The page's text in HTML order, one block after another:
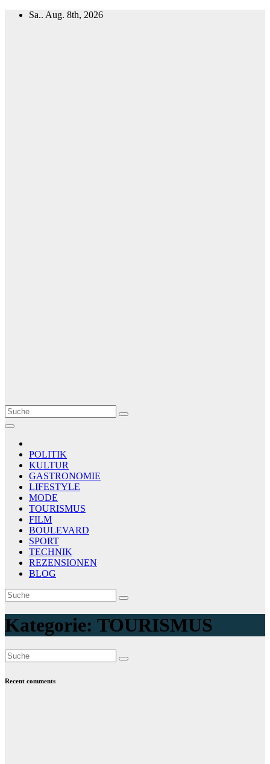
Zum
Sa.. Aug. 8th, 2026
Le Matin
AGENCE DE PRESSE
POLITIK
KULTUR
GASTRONOMIE
LIFESTYLE
MODE
TOURISMUS
FILM
BOULEVARD
SPORT
TECHNIK
REZENSIONEN
BLOG
Kategorie: TOURISMUS
Recent comments